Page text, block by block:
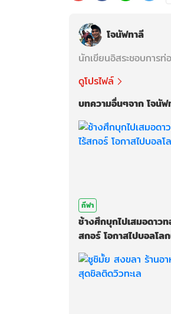
โจนัฟทาลี
นักเขียนอิสระชอบการท่
ดูโปรไฟล์
บทความอื่นๆจาก โจนัฟ
กีฬา
ช้างศึกบุกไปเสมอดาว
สกอร์ โอกาสไปบอลโล